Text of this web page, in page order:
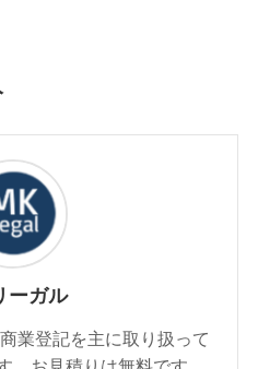
ーガル
業登記を主に取り扱って